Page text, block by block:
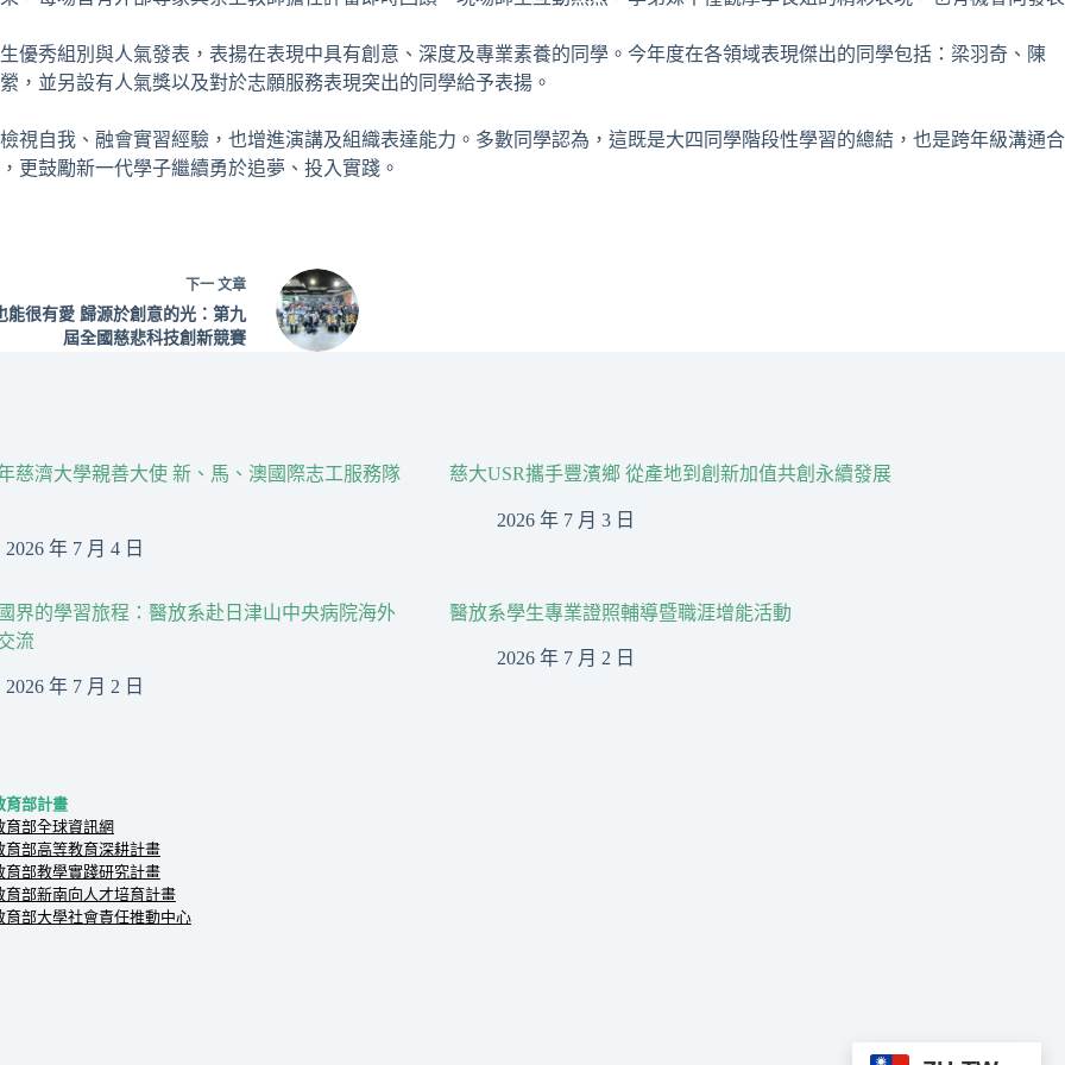
優秀組別與人氣發表，表揚在表現中具有創意、深度及專業素養的同學。今年度在各領域表現傑出的同學包括：梁羽奇、陳
並另設有人氣獎以及對於志願服務表現突出的同學給予表揚。
視自我、融會實習經驗，也增進演講及組織表達能力。多數同學認為，這既是大四同學階段性學習的總結，也是跨年級溝通合
更鼓勵新一代學子繼續勇於追夢、投入實踐。
下一 文章
能很有愛 歸源於創意的光：第九
屆全國慈悲科技創新競賽
慈濟大學親善大使 新、馬、澳國際志工服務隊
2026 年 7 月 4 日
慈大USR攜手豐濱鄉 從產地到創新加值共創永續發展
2026 年 7 月 3 日
界的學習旅程：醫放系赴日津山中央病院海外
流
2026 年 7 月 2 日
醫放系學生專業證照輔導暨職涯增能活動
2026 年 7 月 2 日
育部計畫
育部全球資訊網
育部高等教育深耕計畫
育部教學實踐研究計畫
育部新南向人才培育計畫
育部大學社會責任推動中心